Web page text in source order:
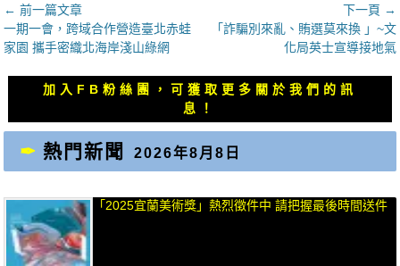
文
章
導
覽
← 前一篇文章
上
一
一期一會，跨域合作營造臺北赤蛙
家園 攜手密織北海岸淺山綠網
下一頁 →
文
章：
「詐騙別來亂、賄選莫來換 」~文
化局英士宣導接地氣
加入FB粉絲團，可獲取更多關於我們的訊
息！
熱門新聞 2026年8月8日
「2025宜蘭美術獎」熱烈徵件中 請把握最後時間送件